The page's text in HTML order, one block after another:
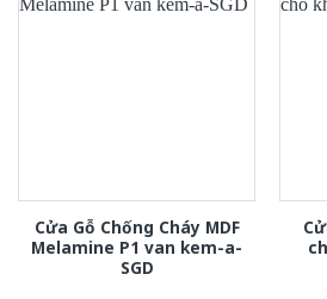
Cửa Gỗ Chống Cháy MDF
Melamine P1 van kem-a-
SGD